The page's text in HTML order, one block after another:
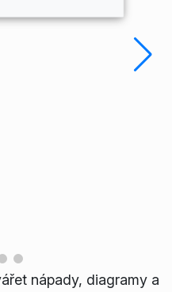
nápady, diagramy a